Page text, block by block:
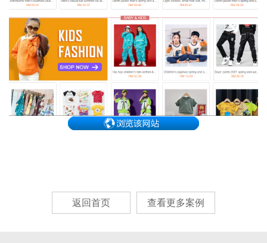
返回首页 查看更多案例